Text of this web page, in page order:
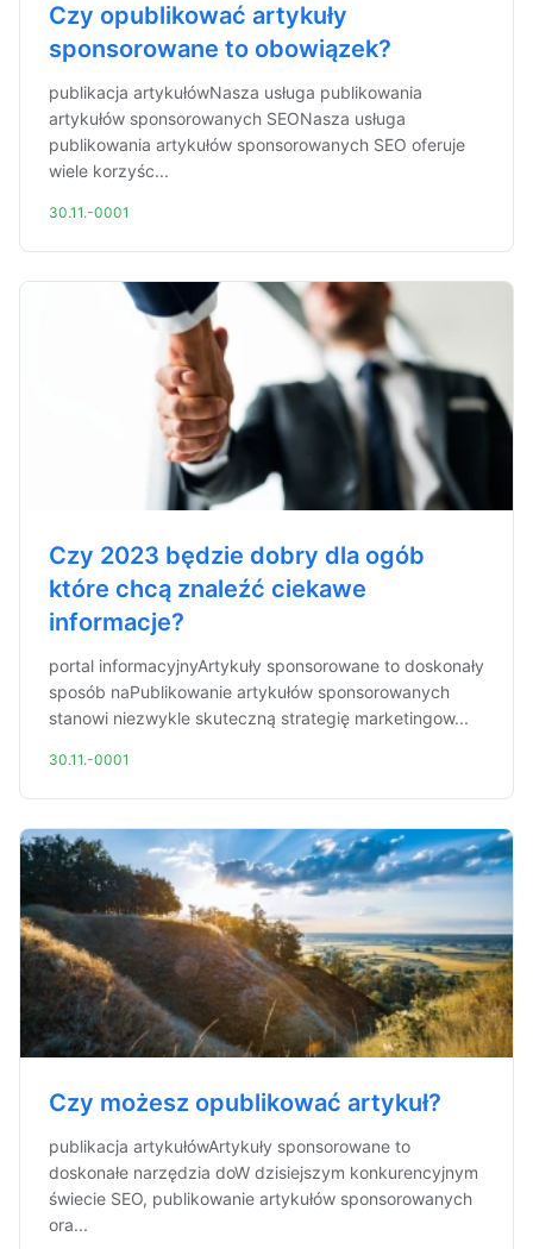
Czy opublikować artykuły
sponsorowane to obowiązek?
publikacja artykułówNasza usługa publikowania
artykułów sponsorowanych SEONasza usługa
publikowania artykułów sponsorowanych SEO oferuje
wiele korzyśc...
30.11.-0001
Czy 2023 będzie dobry dla ogób
które chcą znaleźć ciekawe
informacje?
portal informacyjnyArtykuły sponsorowane to doskonały
sposób naPublikowanie artykułów sponsorowanych
stanowi niezwykle skuteczną strategię marketingow...
30.11.-0001
Czy możesz opublikować artykuł?
publikacja artykułówArtykuły sponsorowane to
doskonałe narzędzia doW dzisiejszym konkurencyjnym
świecie SEO, publikowanie artykułów sponsorowanych
ora...